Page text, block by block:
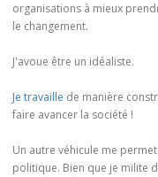
organisations à mieux
le changement.
J'avoue être un idéaliste.
Je travaille de manière
faire avancer la société !
Un autre véhicule me
politique. Bien que je milite